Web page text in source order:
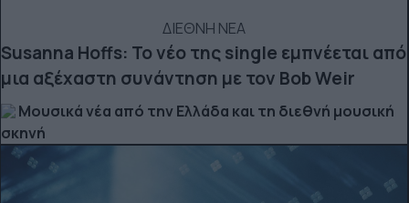
ΔΙΕΘΝΗ ΝΕΑ
Susanna Hoffs: Το νέο της single εμπνέεται από
μια αξέχαστη συνάντηση με τον Bob Weir
Μουσικά νέα από την Ελλάδα και τη διεθνή μουσική
σκηνή